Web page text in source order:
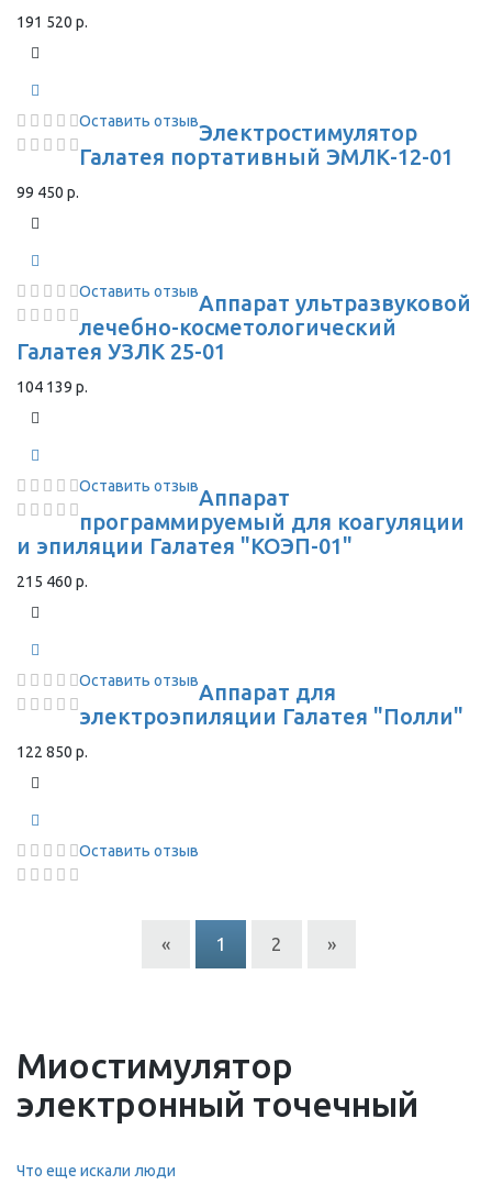
191 520 р.
Оставить отзывЭлектростимулятор
Галатея портативный ЭМЛК-12-01
99 450 р.
Оставить отзывАппарат ультразвуковой
лечебно-косметологический
Галатея УЗЛК 25-01
104 139 р.
Оставить отзывАппарат
программируемый для коагуляции
и эпиляции Галатея "КОЭП-01"
215 460 р.
Оставить отзывАппарат для
электроэпиляции Галатея "Полли"
122 850 р.
Оставить отзыв
« 1 2 »
Миостимулятор
электронный точечный
Что еще искали люди